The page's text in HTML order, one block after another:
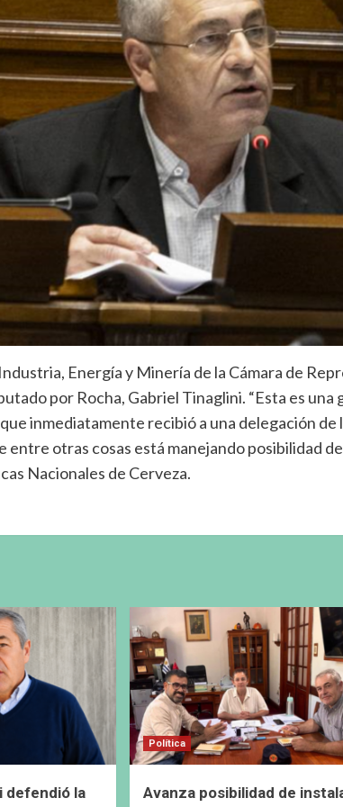
Energía y Minería de la Cámara de
por Rocha, Gabriel Tinaglini. “Esta es una
inmediatamente recibió a una delegación de
entre otras cosas está manejando posibilidad
Nacionales de Cerveza.
defendió la
Política
Avanza posibilidad de